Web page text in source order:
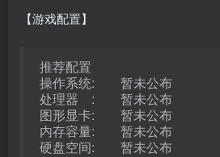
【游戏配置】
推荐配置
操作系统: 暂未公布
处理器 : 暂未公布
图形显卡: 暂未公布
内存容量: 暂未公布
硬盘空间: 暂未公布